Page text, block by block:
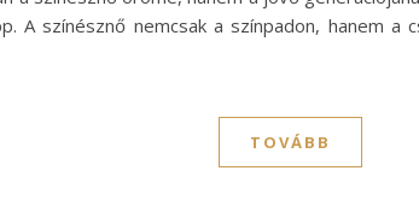
A színésznő nemcsak a színpadon, hanem
TOVÁBB